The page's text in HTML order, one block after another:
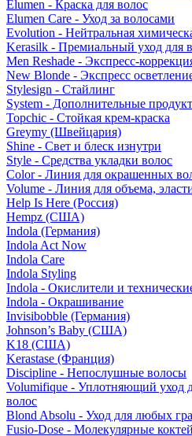
Elumen - Краска для волос
Elumen Care - Уход за волосами
Evolution - Нейтральная
Kerasilk - Премиальный уход для
Men Reshade - Экспресс-
New Blonde - Экспресс
Stylesign - Стайлинг
System - Дополнительные
Topchic - Стойкая крем-краска
Greymy (Швейцария)
Shine - Свет и блеск изнутри
Style - Средства укладки волос
Color - Линия для окрашенных
Volume - Линия для объема,
Help Is Here (Россия)
Hempz (США)
Indola (Германия)
Indola Act Now
Indola Care
Indola Styling
Indola - Окислители и
Indola - Окрашивание
Invisibobble (Германия)
Johnson’s Baby (США)
K18 (США)
Kerastase (Франция)
Discipline - Непослушные волосы
Volumifique - Уплотняющий уход
волос
Blond Absolu - Уход для любых
Fusio-Dose - Молекулярные